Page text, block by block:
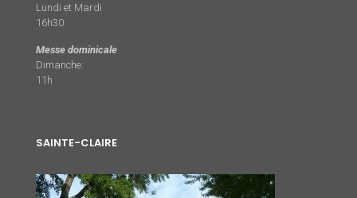
Lundi et Mardi
16h30
Messe dominicale
Dimanche:
11h
SAINTE-CLAIRE